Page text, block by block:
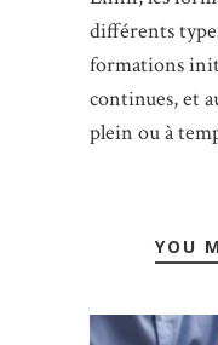
différents
formations
continues, et
plein ou à
YOU